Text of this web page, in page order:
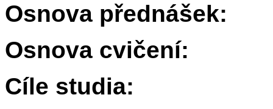
Osnova přednášek:
Osnova cvičení:
Cíle studia: